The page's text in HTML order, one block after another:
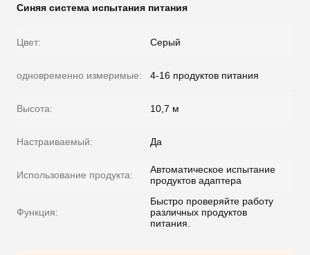
Синяя система испытания питания
Цвет: Серый
одновременно измеримые: 4-16 продуктов питания
Высота: 10,7 м
Настраиваемый: Да
Использование продукта:
Автоматическое испытание
продуктов адаптера
Функция:
Быстро проверяйте работу
различных продуктов
питания.